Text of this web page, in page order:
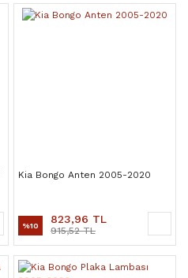
Kia Bongo Anten 2005-2020
%10 823,96 TL
915,52 TL